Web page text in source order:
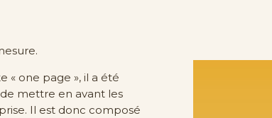
« one page », il a été
mettre en avant les
Il est donc composé